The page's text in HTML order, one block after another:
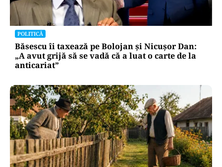
POLITICĂ
Băsescu îi taxează pe Bolojan și Nicușor Dan:
„A avut grijă să se vadă că a luat o carte de la
anticariat”